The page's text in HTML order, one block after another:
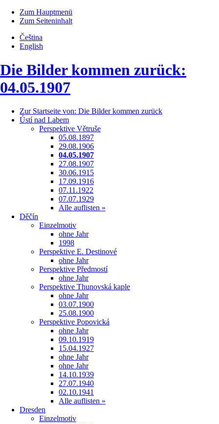
Zum Hauptmenü
Zum Seiteninhalt
Čeština
English
Die Bilder kommen zurück:
04.05.1907
Zur Startseite von: Die Bilder kommen zurück
Ústí nad Labem
Perspektive Větruše
05.08.1897
29.08.1906
04.05.1907
27.08.1907
30.06.1915
17.09.1916
07.11.1922
07.07.1929
Alle auflisten »
Děčín
Einzelmotiv
ohne Jahr
1998
Perspektive E. Destinové
ohne Jahr
Perspektive Předmostí
ohne Jahr
Perspektive Thunovská kaple
ohne Jahr
03.07.1900
25.08.1900
Perspektive Popovická
ohne Jahr
09.10.1919
15.04.1927
ohne Jahr
ohne Jahr
14.10.1939
27.07.1940
02.10.1941
Alle auflisten »
Dresden
Einzelmotiv